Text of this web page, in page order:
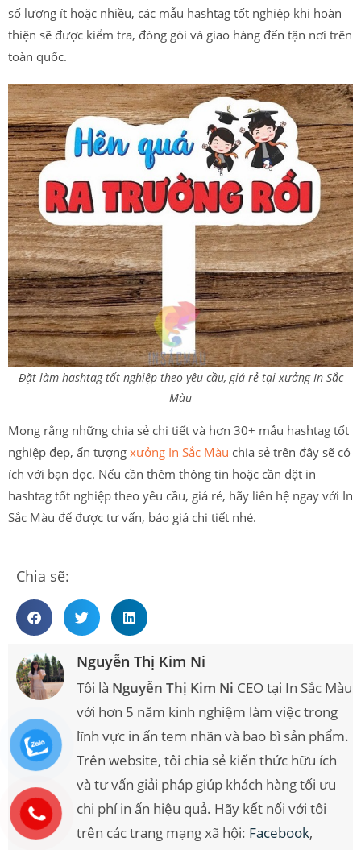
số lượng ít hoặc nhiều, các mẫu hashtag tốt nghiệp khi hoàn
thiện sẽ được kiểm tra, đóng gói và giao hàng đến tận nơi trên
toàn quốc.
Đặt làm hashtag tốt nghiệp theo yêu cầu, giá rẻ tại xưởng In Sắc
Màu
Mong rằng những chia sẻ chi tiết và hơn 30+ mẫu hashtag tốt
nghiệp đẹp, ấn tượng xưởng In Sắc Màu chia sẻ trên đây sẽ có
ích với bạn đọc. Nếu cần thêm thông tin hoặc cần đặt in
hashtag tốt nghiệp theo yêu cầu, giá rẻ, hãy liên hệ ngay với In
Sắc Màu để được tư vấn, báo giá chi tiết nhé.
Chia sẽ:
Nguyễn Thị Kim Ni
Tôi là Nguyễn Thị Kim Ni CEO tại In Sắc Màu
với hơn 5 năm kinh nghiệm làm việc trong
lĩnh vực in ấn tem nhãn và bao bì sản phẩm.
Trên website, tôi chia sẻ kiến thức hữu ích
và tư vấn giải pháp giúp khách hàng tối ưu
chi phí in ấn hiệu quả. Hãy kết nối với tôi
trên các trang mạng xã hội: Facebook,